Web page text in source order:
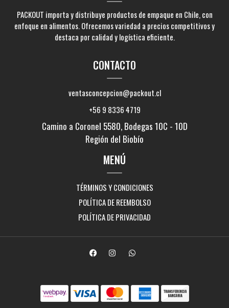
PACKOUT importa y distribuye productos de empaque en Chile, con
enfoque en alimentos. Ofrecemos variedad a precios competitivos y
destaca por calidad y logística eficiente.
CONTACTO
ventasconcepcion@packout.cl
+56 9 8336 4719
Camino a Coronel 5580, Bodegas 10C - 10D
Región del Biobío
MENÚ
TÉRMINOS Y CONDICIONES
POLÍTICA DE REEMBOLSO
POLÍTICA DE PRIVACIDAD